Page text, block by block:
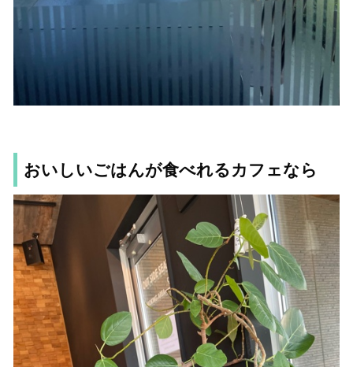
おいしいごはんが食べれるカフェなら